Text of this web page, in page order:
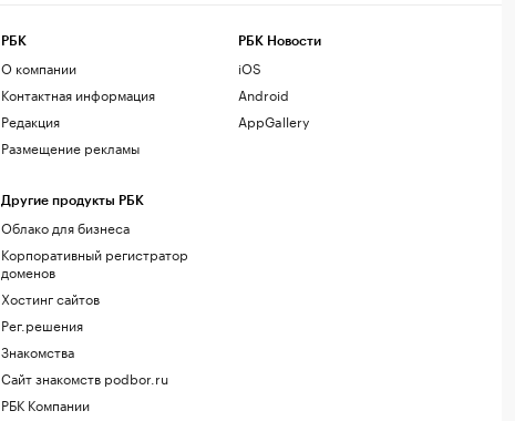
РБК
О компании
Контактная информация
Редакция
Размещение рекламы
Другие продукты РБК
Облако для бизнеса
Корпоративный регистратор
доменов
Хостинг сайтов
Рег.решения
Знакомства
Сайт знакомств podbor.ru
РБК Компании
РБК Новости
iOS
Android
AppGallery